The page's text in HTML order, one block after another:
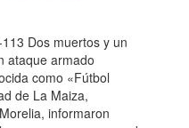
Dos muertos y un
ataque armado
como «Fútbol
de La Maiza,
informaron